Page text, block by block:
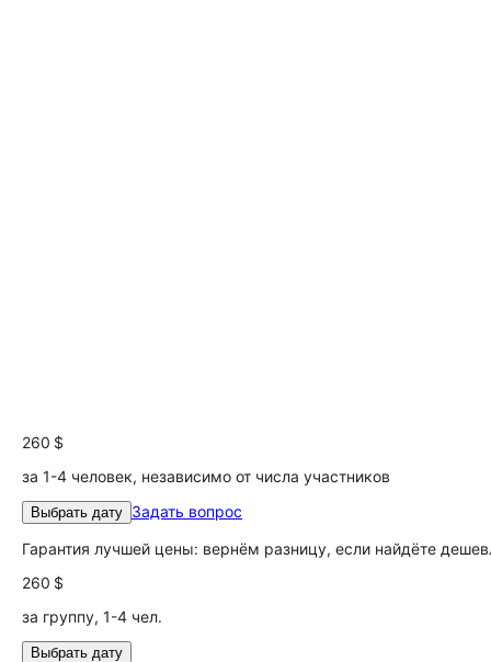
260 $
за 1-4 человек, независимо от числа участников
Выбрать дату Задать вопрос
Гарантия лучшей цены: вернём разницу, если найдёте
260 $
за группу, 1-4 чел.
Выбрать дату